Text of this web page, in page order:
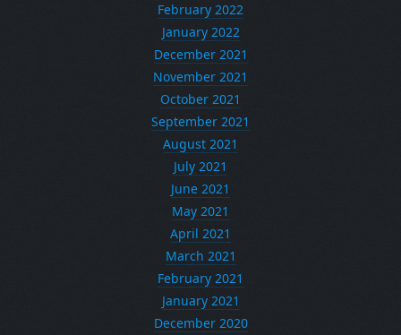
February 2022
January 2022
December 2021
November 2021
October 2021
September 2021
August 2021
July 2021
June 2021
May 2021
April 2021
March 2021
February 2021
January 2021
December 2020